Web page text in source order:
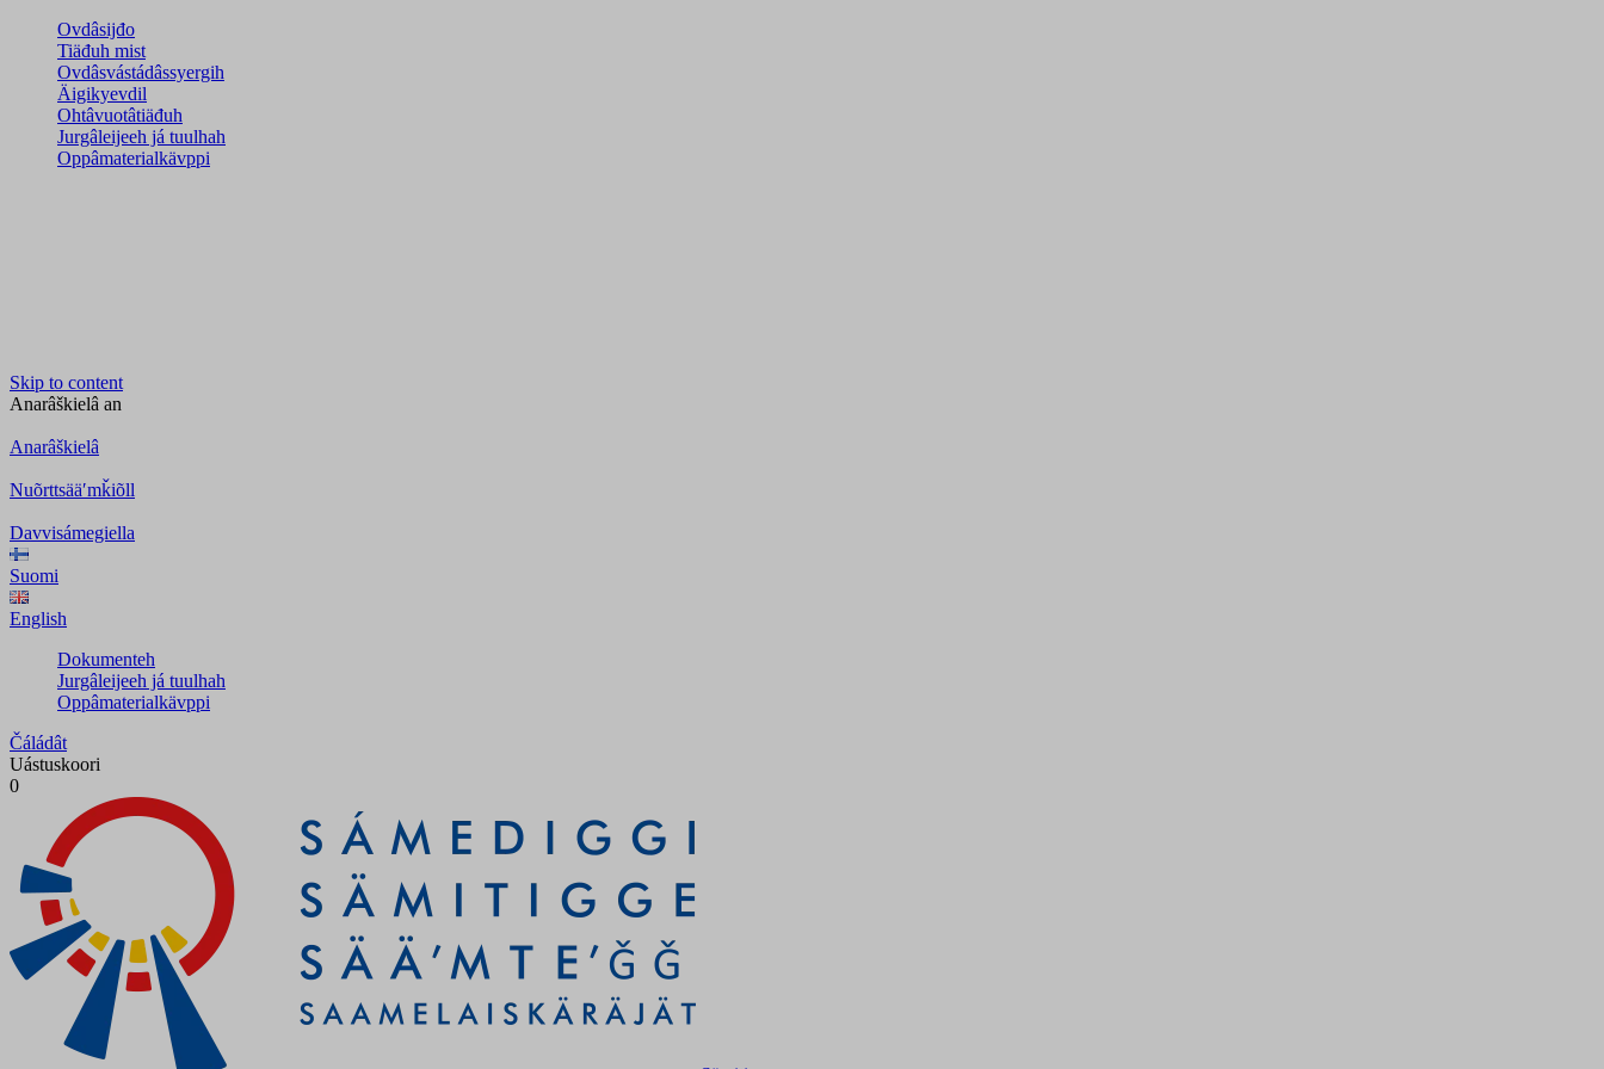
Ovdâsijđo
Tiäđuh mist
Ovdâsvástádâssyergih
Äigikyevdil
Ohtâvuotâtiäđuh
Jurgâleijeeh já tuulhah
Oppâmaterialkävppi
Skip to content
Anarâškielâ an
Anarâškielâ
Nuõrttsääʹmǩiõll
Davvisámegiella
Suomi
English
Dokumenteh
Jurgâleijeeh já tuulhah
Oppâmaterialkävppi
Čáládât
Uástuskoori
0